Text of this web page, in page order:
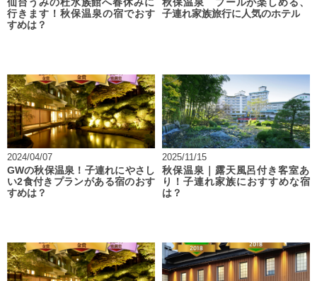
仙台うみの杜水族館へ春休みに
行きます！秋保温泉の宿でおす
すめは？
秋保温泉 プールが楽しめる、
子連れ家族旅行に人気のホテル
2024/04/07
GWの秋保温泉！子連れにやさし
い2食付きプランがある宿のおす
すめは？
2025/11/15
秋保温泉｜露天風呂付き客室あ
り！子連れ家族におすすめな宿
は？